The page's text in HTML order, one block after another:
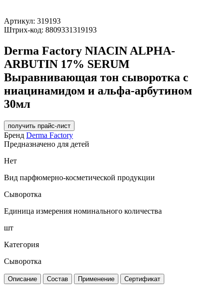
Артикул: 319193
Штрих-код: 8809331319193
Derma Factory NIACIN ALPHA-
ARBUTIN 17% SERUM
Выравнивающая тон сыворотка с
ниацинамидом и альфа-арбутином
30мл
получить прайс-лист
Бренд Derma Factory
Предназначено для детей
Нет
Вид парфюмерно-косметической продукции
Сыворотка
Единица измерения номинального количества
шт
Категория
Сыворотка
Описание Состав Применение Сертификат